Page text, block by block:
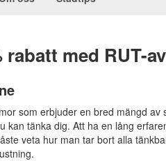
med RUT-
som erbjuder en bred mängd av
kan tänka dig. Att ha en lång
veta hur man tar bort alla